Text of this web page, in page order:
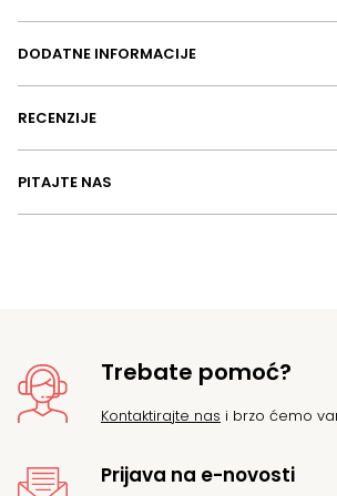
DODATNE INFORMACIJE
RECENZIJE
PITAJTE NAS
Trebate pomoć?
Kontaktirajte nas i brzo ćemo
Prijava na e-novosti